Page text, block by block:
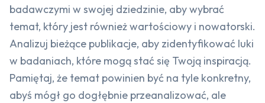
badawczymi w swojej dziedzinie, aby wybrać
temat, który jest również wartościowy i nowatorski.
Analizuj bieżące publikacje, aby zidentyfikować luki
w badaniach, które mogą stać się Twoją inspiracją.
Pamiętaj, że temat powinien być na tyle konkretny,
abyś mógł go dogłębnie przeanalizować, ale